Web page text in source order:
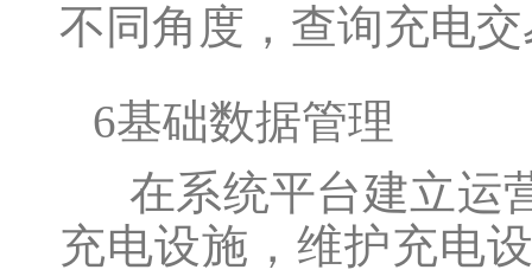
不同角度，查询充电
6基础数据管理
在系统平台建立运
充电设施，维护充电